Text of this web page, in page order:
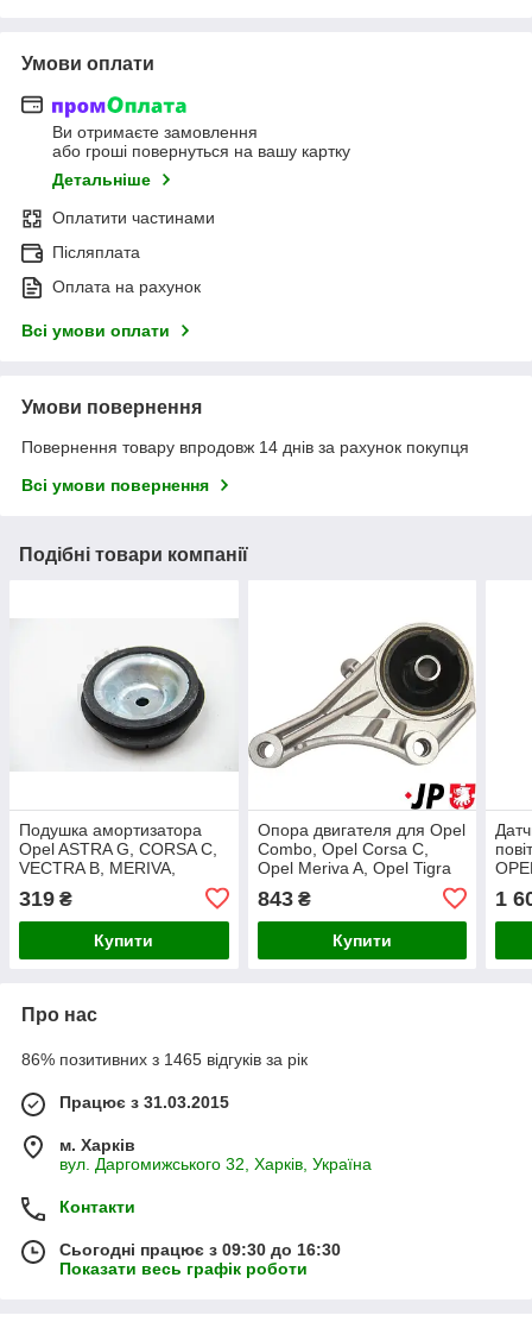
Умови оплати
Ви отримаєте замовлення
або гроші повернуться на вашу картку
Детальніше
Оплатити частинами
Післяплата
Оплата на рахунок
Всі умови оплати
Умови повернення
Повернення товару впродовж 14 днів за рахунок покупця
Всі умови повернення
Подібні товари компанії
Подушка амортизатора
Opel ASTRA G, CORSA C,
VECTRA B, MERIVA,
319 ₴
Купити
Опора двигателя для Opel
Combo, Opel Corsa C,
Opel Meriva A, Opel Tigra
843₴
Купити
1
Про нас
86% позитивних з 1465 відгуків за рік
Працює з 31.03.2015
м. Харків
вул. Даргомижського 32, Харків, Україна
Контакти
Сьогодні працює з 09:30 до 16:30
Показати весь графік роботи